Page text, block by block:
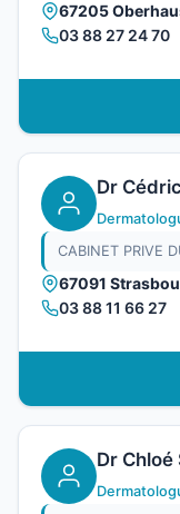
67205
03 88 27 24 70
Dr
CABINET PRIVE
67091
03 88 11 66 27
Dr